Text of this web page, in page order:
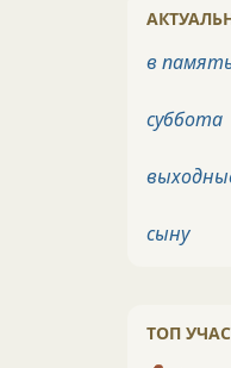
в
суббота
сыну
ТОП